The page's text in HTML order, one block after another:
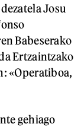
Josu
Babeserako
Ertzaintzako
«Operatiboa,
gehiago